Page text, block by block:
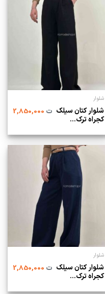
شلوار
شلوار کتان سیلک
کجراه ترک...
ت2,850,000
شلوار
شلوار کتان سیلک
کجراه ترک...
ت2,850,000